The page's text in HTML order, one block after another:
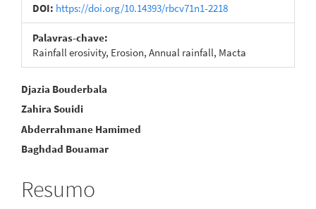
DOI: https://doi.org/10.14393/rbcv71n1-2218
Palavras-chave:
Rainfall erosivity, Erosion, Annual rainfall, Macta
Conteúdo
do
artigo
Djazia Bouderbala
Zahira Souidi
Abderrahmane Hamimed
Baghdad Bouamar
Resumo